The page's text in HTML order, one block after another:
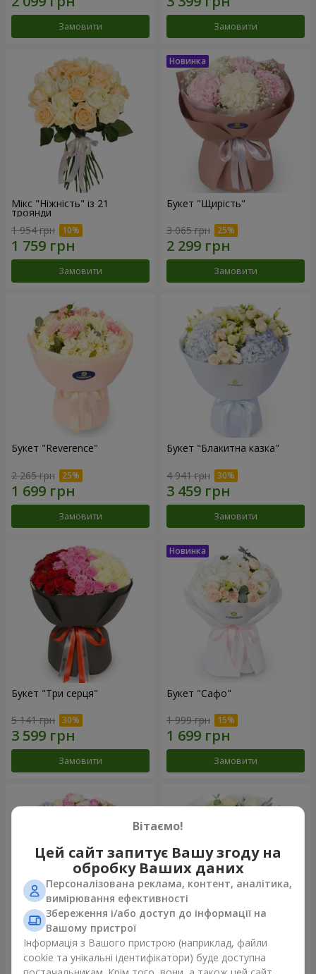
Замовити Замовити
Мікс "Ніжність" із 21
троянди
1 954 грн
Замовити
Букет "Щирість"
3 065 грн
Замовити
Букет "Reverence"
2 265 грн
Замовити
Букет "Блакитна казка"
4 941 грн
Замовити
Букет "Три серця"
5 141 грн
Замовити
Букет "Сафо"
1 999 грн
Замовити
Букет "Tarnis"
5 937 грн
Монобукет з 9 білих троянд
1 399 грн
Вітаємо!
Цей сайт запитує Вашу згоду на
обробку Ваших даних
Персоналізована реклама, контент, аналітика,
вимірювання ефективності
Збереження і/або доступ до інформації на
Вашому пристрої
Інформація з Вашого пристрою (наприклад, файли
cookie та унікальні ідентифікатори) буде доступна